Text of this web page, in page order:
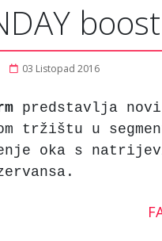
03 Listopad 2016
predstavlja
tržištu u
oka s